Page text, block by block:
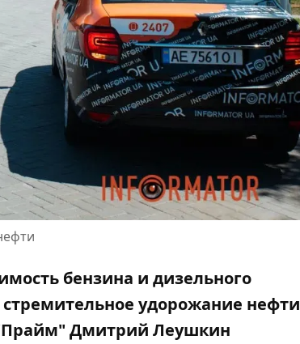
бензина и дизельного
стремительное удорожание нефти
Дмитрий Леушкин